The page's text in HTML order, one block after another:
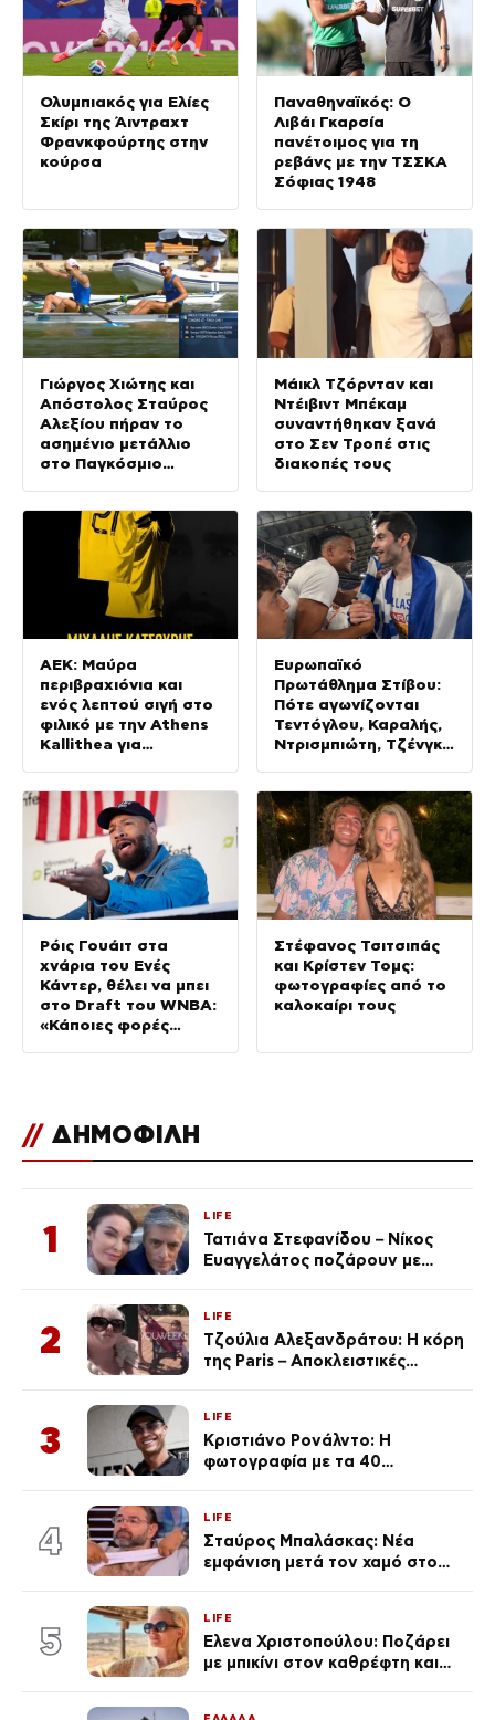
Ολυμπιακός για Ελίες
Σκίρι της Άιντραχτ
Φρανκφούρτης στην
κούρσα
Παναθηναϊκός: Ο
Λιβάι Γκαρσία
πανέτοιμος για τη
ρεβάνς με την ΤΣΣΚΑ
Σόφιας 1948
Γιώργος Χιώτης και
Απόστολος Σταύρος
Αλεξίου πήραν το
ασημένιο μετάλλιο
στο Παγκόσμιο
Νεανίδων
Μάικλ Τζόρνταν και
Ντέιβιντ Μπέκαμ
συναντήθηκαν ξανά
στο Σεν Τροπέ στις
διακοπές τους
ΑΕΚ: Μαύρα
περιβραχιόνια και
ενός λεπτού σιγή στο
φιλικό με την Athens
Kallithea για
Ευρωπαϊκό
Πρωτάθλημα Στίβου:
Πότε αγωνίζονται
Τεντόγλου, Καραλής,
Ντρισμπιώτη, Τζένγκο
Ρόις Γουάιτ στα
χνάρια του Ενές
Κάντερ, θέλει να μπει
στο Draft του WNBA:
«Κάποιες φορές
Στέφανος Τσιτσιπάς
και Κρίστεν Τομς:
φωτογραφίες από το
καλοκαίρι τους
// ΔΗΜΟΦΙΛΗ
1
LIFE
Τατιάνα Στεφανίδου – Νίκος
Ευαγγελάτος ποζάρουν με
2
LIFE
Τζούλια Αλεξανδράτου: Η κόρη
της Paris – Αποκλειστικές
3
LIFE
Κριστιάνο Ρονάλντο: Η
φωτογραφία με τα 40
εκ. likes
4
LIFE
Σταύρος Μπαλάσκας: Νέα
εμφάνιση μετά τον χαμό στο
5
LIFE
Έλενα Χριστοπούλου: Ποζάρει
με μπικίνι στον καθρέφτη και